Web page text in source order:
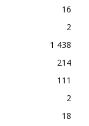
16
2
1 438
214
111
2
18